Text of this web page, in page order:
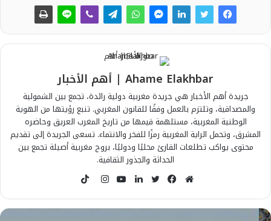
Ahame Elakhbar | أهم الأخبار
جريدة أهم الأخبار هي جريدة مغربية دولية رائدة، تجمع بين الشمولية
والمصداقية، وتلتزم بالعمل وفقًا للقانون المغربي. تنبع رؤيتها من الهوية
الوطنية المغربية، مستلهمة قيمها من تاريخ المغرب العريق وحاضره
المشرق، وتحمل الراية المغربية رمزًا للفخر والانتماء. تسعى الجريدة إلى تقديم
محتوى يواكب تطلعات القارئ محليًا ودوليًا، بروح مغربية أصيلة تجمع بين
الحداثة والجذور الثقافية.
م
و
ف
ي
ت
و
ل
ي
ي
و
ا
ن
k